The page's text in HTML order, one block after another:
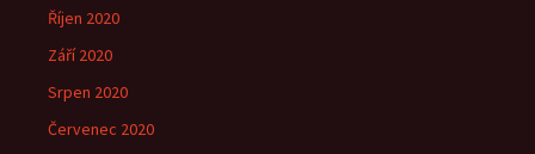
Říjen 2020
Září 2020
Srpen 2020
Červenec 2020